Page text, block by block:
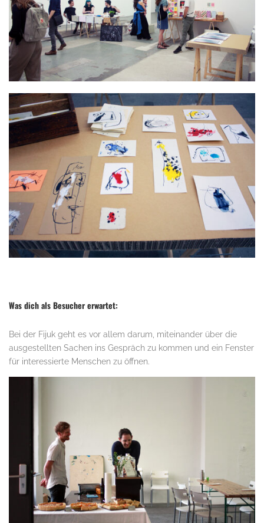
Was dich als Besucher erwartet:
Bei der Fijuk geht es vor allem darum, miteinander über die
ausgestellten Sachen ins Gespräch zu kommen und ein Fenster
für interessierte Menschen zu öffnen.